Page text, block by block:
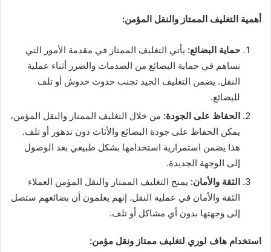
أهمية التغليف الممتاز والنقل المؤمن:
حماية البضائع: يأتي التغليف الممتاز في مقدمة الأمور التي
تساهم في حماية البضائع من الصدمات والضرر أثناء عملية
النقل. يضمن التغليف الجيد تجنب حدوث خدوش أو تلف
للبضائع.
الحفاظ على الجودة: من خلال التغليف الممتاز والنقل المؤمن،
يمكن الحفاظ على جودة البضائع والأثاث دون تدهور أو تلف.
هذا يضمن استمرارية استخدامها بشكل طبيعي بعد الوصول
إلى الوجهة الجديدة.
الثقة والأمان: يمنح التغليف الممتاز والنقل المؤمن العملاء
الثقة والأمان في عملية النقل. إنهم يعلمون أن بضائعهم ستصل
إلى وجهتها بدون أي مشاكل أو تلف.
استخدام هاف لوري لتغليف ممتاز ونقل مؤمن: